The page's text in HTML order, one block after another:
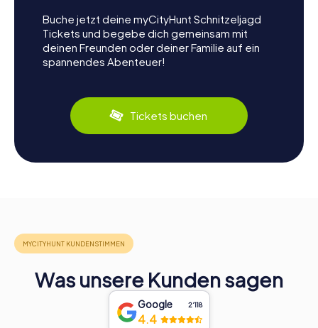
Buche jetzt deine myCityHunt Schnitzeljagd
Tickets und begebe dich gemeinsam mit
deinen Freunden oder deiner Familie auf ein
spannendes Abenteuer!
Tickets buchen
Was unsere Kunden sagen
Google 2‘118
4.4